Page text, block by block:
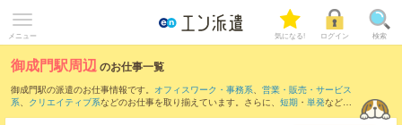
メニュー 気になる! ログイン 検索
御成門駅周辺のお仕事一覧
御成門駅の派遣のお仕事情報です。 オフィスワーク・事務系、 営業・販売・サービス
系、 クリエイティブ系などのお仕事を取り揃えています。さらに、 短期 ・ 単発などの